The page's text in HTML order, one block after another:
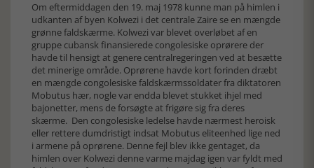
Om eftermiddagen den 19. maj 1978 kunne man på himlen i
udkanten af byen Kolwezi i det centrale Zaire se en mængde
grønne faldskærme. Kolwezi var blevet overløbet af en
gruppe cubansk finansierede congolesiske oprørere der
havde til hensigt at genere centralregeringen ved at besætte
det minerige område. Oprørene havde kort forinden dræbt
en mængde congolesiske faldskærmssoldater fra diktatoren
Mobutus hær, nogle var endda blevet stukket ihjel med
bajonetter, mens de forsøgte at frigøre sig fra deres
skærme. Den congolesiske ledelse havde nærmest heroisk
eller rettere dumdristigt indsat Mobutus eliteenhed lige ned
i armene på oprørene. Denne fejl blev ikke gentaget, da
himlen over Kolwezi denne varme majdag igen var fyldt med